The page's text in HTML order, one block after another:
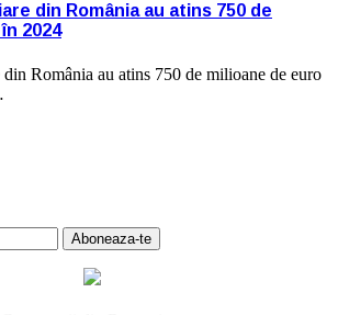
din România au atins 750 de
2024
România au atins 750 de milioane de euro